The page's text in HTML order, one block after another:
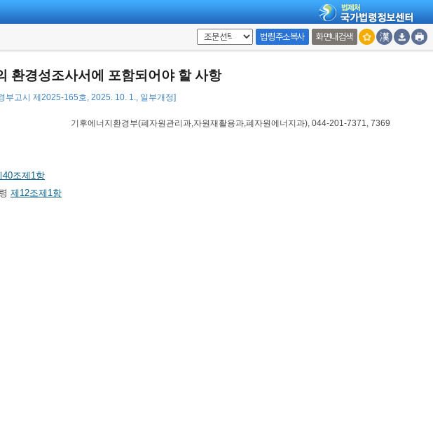
법령주소복사 화면내검색
환경성조사서에 포함되어야 할 사항
부고시 제2025-165호, 2025. 10. 1., 일부개정]
기후에너지환경부(폐자원관리과,자원재활용과,폐자원에너지과), 044-201-7371, 7369
40조제1항
제12조제1항